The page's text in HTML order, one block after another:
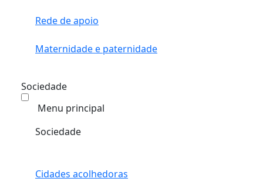
Rede de apoio
Maternidade e paternidade
Sociedade
Menu principal
Sociedade
Cidades acolhedoras